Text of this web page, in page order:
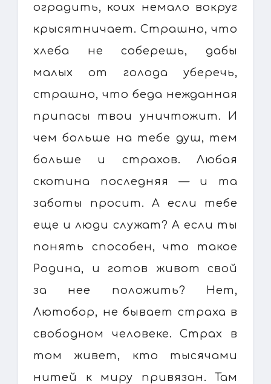
оградить, коих немало вокруг
крысятничает. Страшно, что
хлеба не соберешь, дабы
малых от голода уберечь,
страшно, что беда нежданная
припасы твои уничтожит. И
чем больше на тебе душ, тем
больше и страхов. Любая
скотина последняя — и та
заботы просит. А если тебе
еще и люди служат? А если ты
понять способен, что такое
Родина, и готов живот свой
за нее положить? Нет,
Лютобор, не бывает страха в
свободном человеке. Страх в
том живет, кто тысячами
нитей к миру привязан. Там